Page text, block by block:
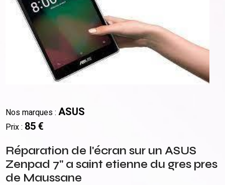
Nos marques :ASUS
Prix : 85 €
Réparation de l'écran sur un ASUS
Zenpad 7" a saint etienne du gres pres
de Maussane